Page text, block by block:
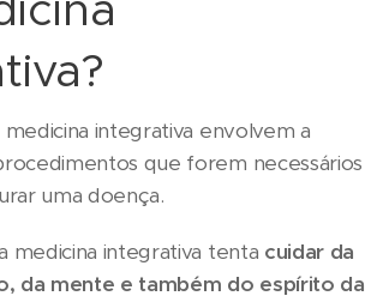
medicina integrativa envolvem a
que forem necessários
uma doença.
medicina integrativa tenta cuidar da
da mente e também do espírito da